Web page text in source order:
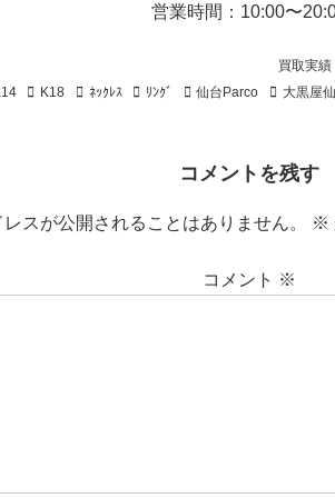
営業時間：10:00〜
買取実績
K18 ﾈｯｸﾚｽ ﾘﾝｸﾞ 仙台Parco 大黒屋
コメントを残す
レスが公開されることはありません。 ※
コメント ※